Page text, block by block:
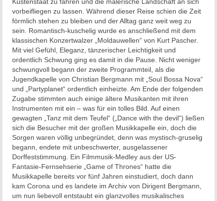
Küstenstaat zu fahren und die malerische Landschaft an sich
vorbeifliegen zu lassen. Während dieser Reise schien die Zeit
förmlich stehen zu bleiben und der Alltag ganz weit weg zu
sein. Romantisch-kuschelig wurde es anschließend mit dem
klassischen Konzertwalzer „Moldauwellen“ von Kurt Pascher.
Mit viel Gefühl, Eleganz, tänzerischer Leichtigkeit und
ordentlich Schwung ging es damit in die Pause. Nicht weniger
schwungvoll begann der zweite Programmteil, als die
Jugendkapelle von Christian Bergmann mit „Soul Bossa Nova“
und „Partyplanet“ ordentlich einheizte. Am Ende der folgenden
Zugabe stimmten auch einige ältere Musikanten mit ihren
Instrumenten mit ein – was für ein tolles Bild. Auf einen
gewagten „Tanz mit dem Teufel“ („Dance with the devil“) ließen
sich die Besucher mit der großen Musikkapelle ein, doch die
Sorgen waren völlig unbegründet, denn was mystisch-gruselig
begann, endete mit unbeschwerter, ausgelassener
Dorffeststimmung. Ein Filmmusik-Medley aus der US-
Fantasie-Fernsehserie „Game of Thrones“ hatte die
Musikkapelle bereits vor fünf Jahren einstudiert, doch dann
kam Corona und es landete im Archiv von Dirigent Bergmann,
um nun liebevoll entstaubt ein glanzvolles musikalisches